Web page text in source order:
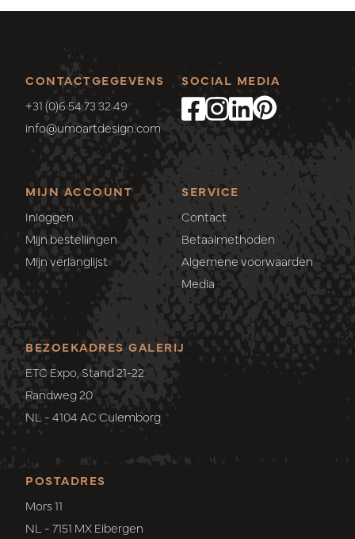
CONTACTGEGEVENS
+31 (0)6 54 73 32 49
info@umoartdesign.com
MIJN ACCOUNT
Inloggen
Mijn bestellingen
Mijn verlanglijst
SERVICE
Contact
Betaalmethoden
Algemene voorwaarden
Media
SOCIAL MEDIA
POSTADRES
Mors 11
NL - 7151 MX Eibergen
BEZOEKADRES GALERIJ
ETC Expo, Stand 21-22
Randweg 20
NL - 4104 AC Culemborg